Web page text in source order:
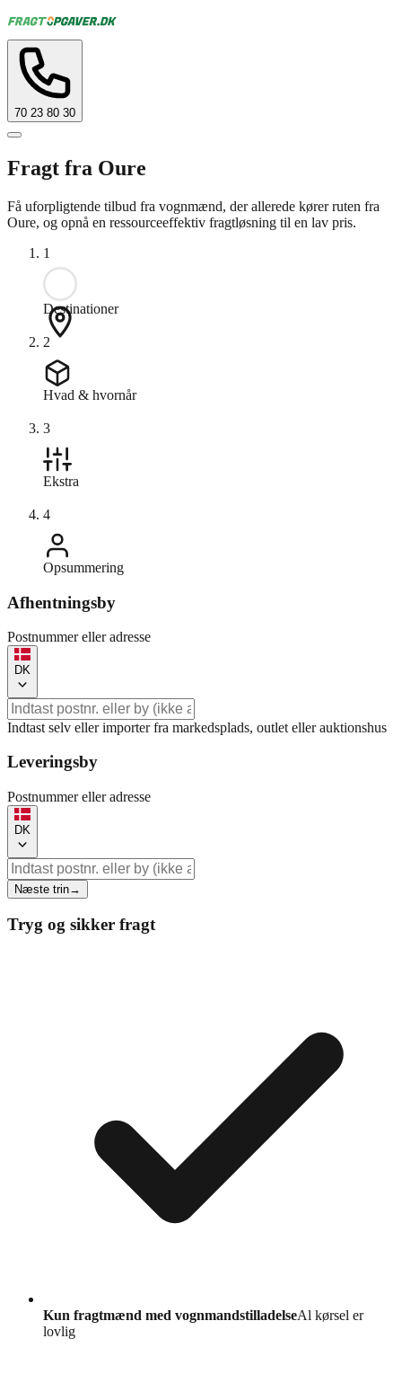
70 23 80 30
Fragt fra Oure
Få uforpligtende tilbud fra vognmænd, der allerede kører ruten fra
Oure, og opnå en ressourceeffektiv fragtløsning til en lav pris.
1
Destinationer
2
Hvad & hvornår
3
Ekstra
4
Opsummering
Afhentningsby
Postnummer eller adresse
DK
Indtast selv eller importer fra markedsplads, outlet eller auktionshus
Leveringsby
Postnummer eller adresse
DK
Næste trin→
Tryg og sikker fragt
Kun fragtmænd med vognmandstilladelseAl kørsel er
lovlig